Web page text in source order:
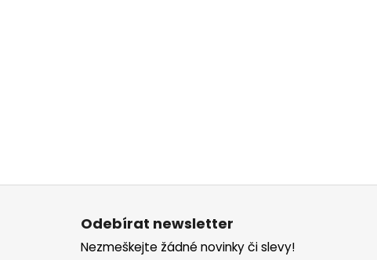
Z
Odebírat newsletter
Nezmeškejte žádné novinky či slevy!